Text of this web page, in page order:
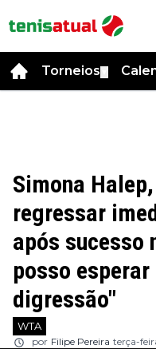
Torneios
Simona
regressar
após sucesso
posso
digressão"
WTA
por Filipe Pereira terça-